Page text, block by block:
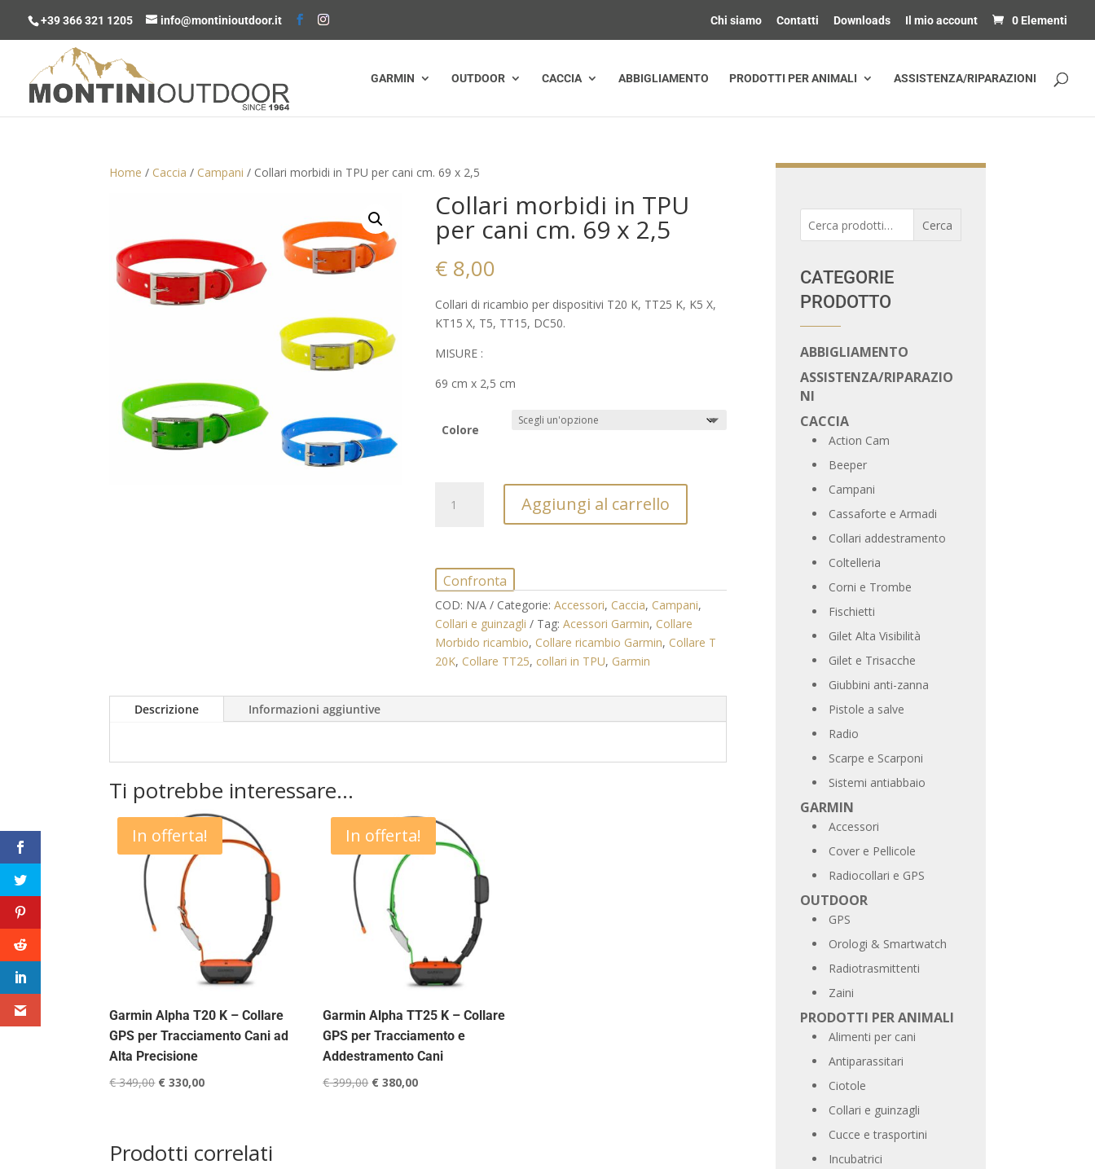
+39 366 321 1205 info@montinioutdoor.it Chi siamo Contatti Downloads Il mio account 0 Elementi
GARMIN OUTDOOR CACCIA ABBIGLIAMENTO PRODOTTI PER ANIMALI ASSISTENZA/RIPARAZIONI
Home / Caccia / Campani / Collari morbidi in TPU per cani cm. 69 x 2,5
Collari morbidi in TPU
per cani cm. 69 x 2,5
€ 8,00
Collari di ricambio per dispositivi T20 K, TT25 K, K5 X,
KT15 X, T5, TT15, DC50.
MISURE :
69 cm x 2,5 cm
Colore
morbidi
per
cani
cm.
69
x
2,5
Aggiungi al carrello
Confronta
COD: N/A Categorie:Accessori, Caccia, Campani,
Collari e guinzagli
Tag:Acessori Garmin, Collare
Morbido ricambio, Collare ricambio Garmin, Collare T
20K, Collare TT25, collari in TPU, Garmin
Descrizione Informazioni aggiuntive
Ti potrebbe interessare…
In offerta!
Garmin Alpha T20 K – Collare
GPS per Tracciamento Cani ad
Alta Precisione
€349,00 Il
€ 349,00.
€ 330,00Il
€ 330,00.
In offerta!
Garmin Alpha TT25 K – Collare
GPS per Tracciamento e
Addestramento Cani
€399,00 Il
€ 380,00Il
Prodotti correlati
Cerca
CATEGORIE
PRODOTTO
ABBIGLIAMENTO
ASSISTENZA/RIPARAZIO
NI
CACCIA
Action Cam
Beeper
Campani
Cassaforte e Armadi
Collari addestramento
Coltelleria
Corni e Trombe
Fischietti
Gilet Alta Visibilità
Gilet e Trisacche
Giubbini anti-zanna
Pistole a salve
Radio
Scarpe e Scarponi
Sistemi antiabbaio
GARMIN
Accessori
Cover e Pellicole
Radiocollari e GPS
OUTDOOR
GPS
Orologi & Smartwatch
Radiotrasmittenti
Zaini
PRODOTTI PER ANIMALI
Alimenti per cani
Antiparassitari
Ciotole
Collari e guinzagli
Cucce e trasportini
Incubatrici